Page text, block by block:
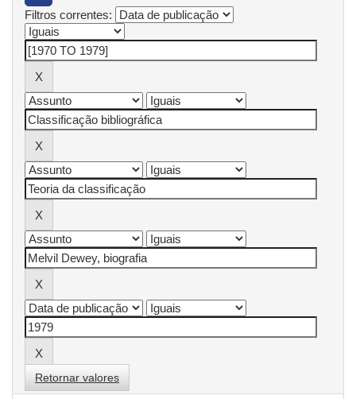
Filtros correntes:
Retornar valores